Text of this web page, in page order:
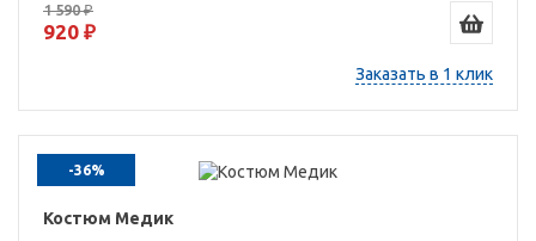
1 590 ₽
920 ₽
Заказать в 1 клик
-36%
Костюм Медик